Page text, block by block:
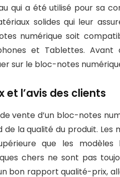
qui a été utilisé pour sa
solides qui leur
numérique soit
et Tablettes.
sur le bloc-notes
et l’avis des clients
vente d’un bloc-notes
de la qualité du produit.
que les
chers ne sont pas
bon rapport qualité-prix,